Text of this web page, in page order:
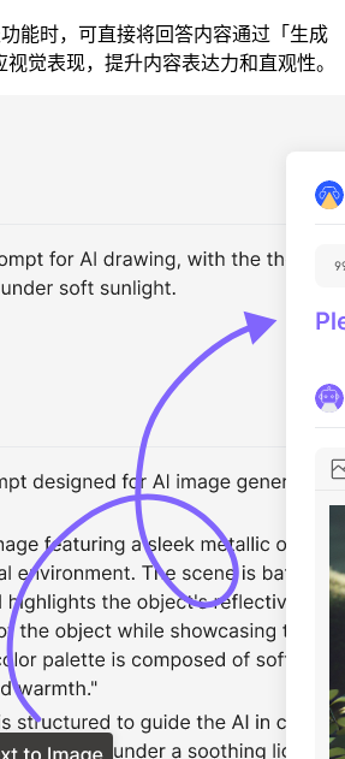
能时，可直接将回答内容通过「生成
觉表现，提升内容表达力和直观性。